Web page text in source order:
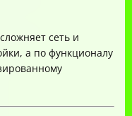
сеть и
а по функционалу